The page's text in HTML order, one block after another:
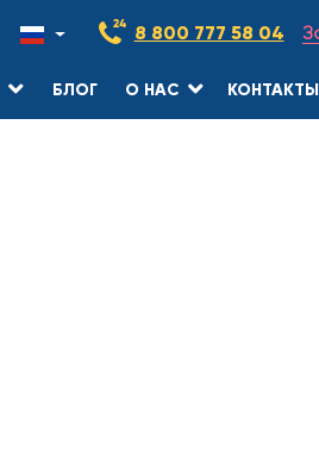
БЛОГ О НАС КОНТАКТЫ
8 800 777 58 04